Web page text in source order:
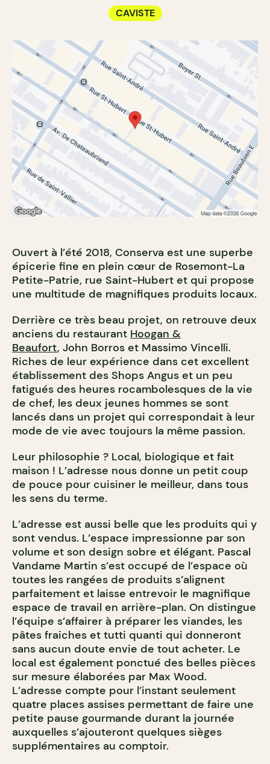
CAVISTE
Ouvert à l’été 2018, Conserva est une superbe
épicerie fine en plein cœur de Rosemont-La
Petite-Patrie, rue Saint-Hubert et qui propose
une multitude de magnifiques produits locaux.
Derrière ce très beau projet, on retrouve deux
anciens du restaurant Hoogan &
Beaufort, John Borros et Massimo Vincelli.
Riches de leur expérience dans cet excellent
établissement des Shops Angus et un peu
fatigués des heures rocambolesques de la vie
de chef, les deux jeunes hommes se sont
lancés dans un projet qui correspondait à leur
mode de vie avec toujours la même passion.
Leur philosophie ? Local, biologique et fait
maison ! L’adresse nous donne un petit coup
de pouce pour cuisiner le meilleur, dans tous
les sens du terme.
L’adresse est aussi belle que les produits qui y
sont vendus. L’espace impressionne par son
volume et son design sobre et élégant. Pascal
Vandame Martin s’est occupé de l’espace où
toutes les rangées de produits s’alignent
parfaitement et laisse entrevoir le magnifique
espace de travail en arrière-plan. On distingue
l’équipe s’affairer à préparer les viandes, les
pâtes fraiches et tutti quanti qui donneront
sans aucun doute envie de tout acheter. Le
local est également ponctué des belles pièces
sur mesure élaborées par Max Wood.
L’adresse compte pour l’instant seulement
quatre places assises permettant de faire une
petite pause gourmande durant la journée
auxquelles s’ajouteront quelques sièges
supplémentaires au comptoir.